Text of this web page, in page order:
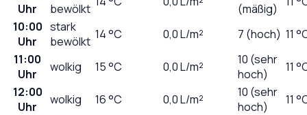
Uhr
bewölkt
(mäßig)
10:00
Uhr
stark
bewölkt 14°C 0,0L/m² 7 (hoch) 11
11:00
Uhr
wolkig 15°C 0,0L/m²
10 (sehr
hoch)
11
12:00
Uhr
wolkig 16°C 0,0L/m²
10 (sehr
hoch)
11